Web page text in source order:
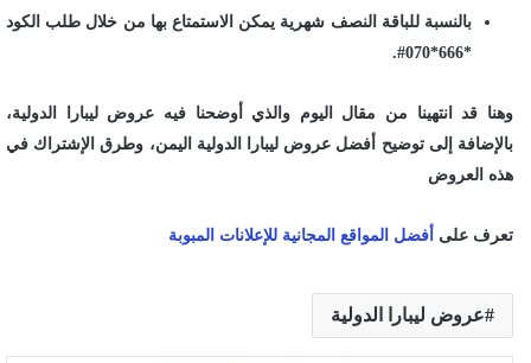
بالنسبة للباقة النصف شهرية يمكن الاستمتاع بها من خلال طلب الكود
*666*070#.
وهنا قد انتهينا من مقال اليوم والذي أوضحنا فيه عروض ليبارا الدولية،
بالإضافة إلى توضيح أفضل عروض ليبارا الدولية اليمن، وطرق الإشتراك في
هذه العروض
تعرف على أفضل المواقع المجانية للإعلانات المبوبة
عروض ليبارا الدولية